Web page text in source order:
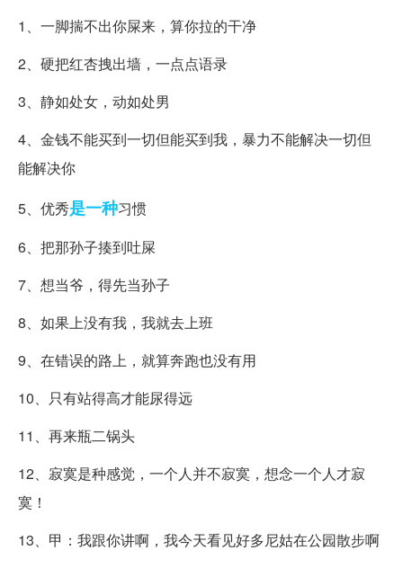
1、一脚揣不出你屎来，算你拉的干净
2、硬把红杏拽出墙，一点点语录
3、静如处女，动如处男
4、金钱不能买到一切但能买到我，暴力不能解决一切但
能解决你
5、优秀是一种习惯
6、把那孙子揍到吐屎
7、想当爷，得先当孙子
8、如果上没有我，我就去上班
9、在错误的路上，就算奔跑也没有用
10、只有站得高才能尿得远
11、再来瓶二锅头
12、寂寞是种感觉，一个人并不寂寞，想念一个人才寂
寞！
13、甲：我跟你讲啊，我今天看见好多尼姑在公园散步啊